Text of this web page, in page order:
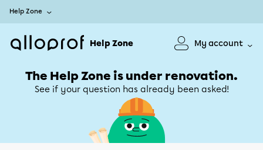
Help Zone
Help Zone My account
The Help Zone is under renovation.
See if your question has already been asked!